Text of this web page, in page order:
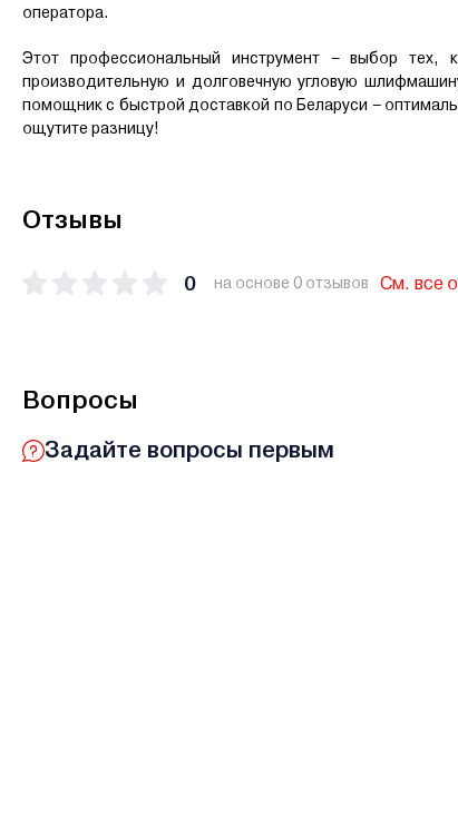
оператора.
Этот профессиональный инструмент – выбор
производительную и долговечную угловую
помощник с быстрой доставкой по Беларуси –
ощутите разницу!
Отзывы
0 на основе 0 отзывов См. все
Вопросы
Задайте вопросы первым